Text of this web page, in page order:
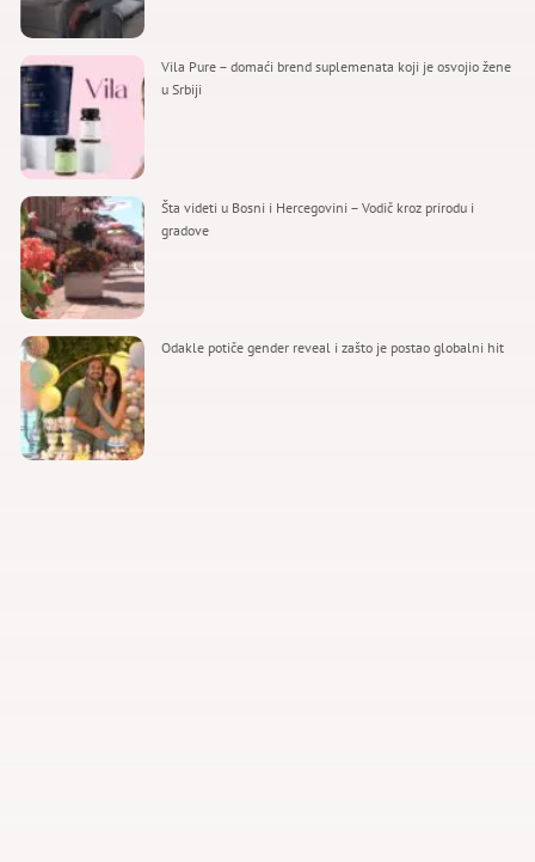
Vila Pure – domaći brend suplemenata koji je osvojio žene
u Srbiji
Šta videti u Bosni i Hercegovini – Vodič kroz prirodu i
gradove
Odakle potiče gender reveal i zašto je postao globalni hit